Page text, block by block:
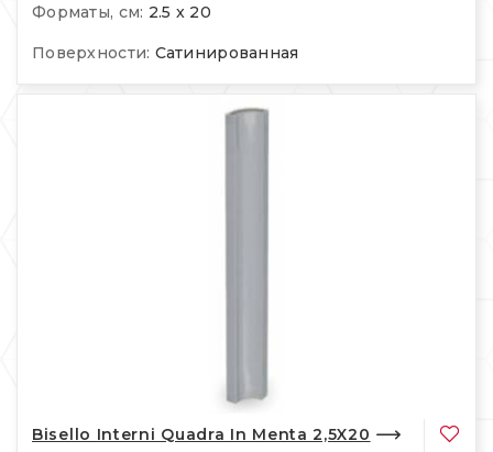
Форматы, см: 2.5 x 20
Поверхности: Сатинированная
Bisello Interni Quadra In Menta 2,5X20